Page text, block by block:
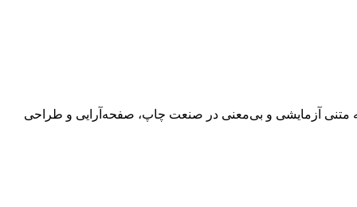
متنی آزمایشی و بی‌معنی در صنعت چاپ، صفحه‌آرایی و طراحی